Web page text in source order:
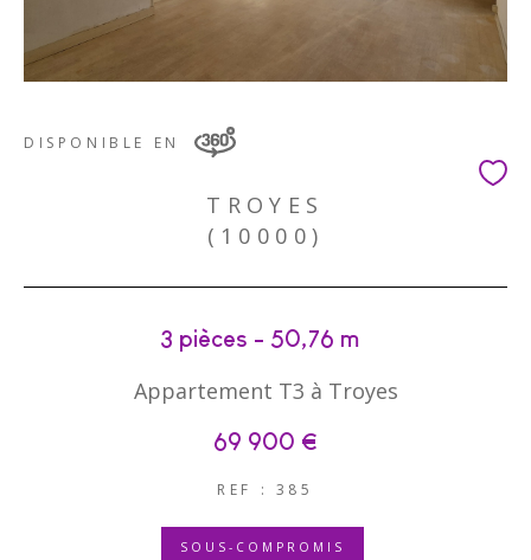
DISPONIBLE EN
TROYES
(10000)
3 pièces - 50,76 m²
Appartement T3 à Troyes
69 900 €
REF : 385
SOUS-COMPROMIS